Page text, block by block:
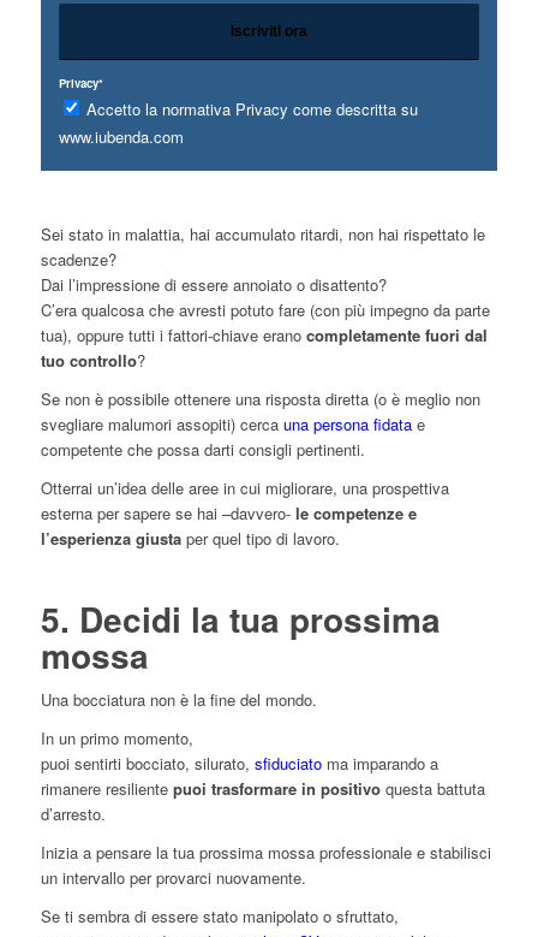
Privacy*
Accetto la normativa Privacy come descritta su
www.iubenda.com
Sei stato in malattia, hai accumulato ritardi, non hai rispettato le
scadenze?
Dai l’impressione di essere annoiato o disattento?
C’era qualcosa che avresti potuto fare (con più impegno da parte
tua), oppure tutti i fattori-chiave erano completamente fuori dal
tuo controllo?
Se non è possibile ottenere una risposta diretta (o è meglio non
svegliare malumori assopiti) cerca una persona fidatae
competente che possa darti consigli pertinenti.
Otterrai un’idea delle aree in cui migliorare, una prospettiva
esterna per sapere se hai –davvero-le competenze e
l’esperienza giustaper quel tipo di lavoro.
5. Decidi la tua prossima
mossa
Una bocciatura non è la fine del mondo.
In un primo momento,
puoi sentirti bocciato, silurato, sfiduciatoma imparando a
rimanere resilientepuoi trasformare in positivoquesta battuta
d’arresto.
Inizia a pensare la tua prossima mossa professionale e stabilisci
un intervallo per provarci nuovamente.
Se ti sembra di essere stato manipolato o sfruttato,